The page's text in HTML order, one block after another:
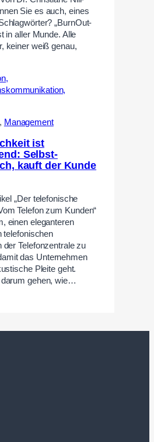
Sie es auch, eines
„BurnOut-
in aller Munde. Alle
keiner weiß genau,
, Management
ist
Selbst-
kauft der Kunde
„Der telefonische
Telefon zum Kunden“
einen eleganteren
telefonischen
der Telefonzentrale zu
das Unternehmen
Pleite geht.
darum gehen, wie…